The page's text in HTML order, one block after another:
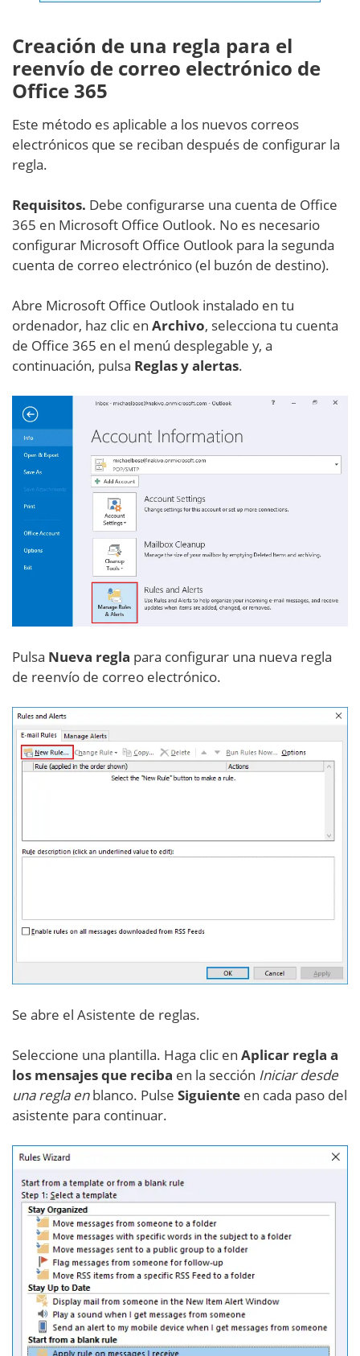
Creación de una regla para el
reenvío de correo electrónico de
Office 365
Este método es aplicable a los nuevos correos
electrónicos que se reciban después de configurar la
regla.
Requisitos. Debe configurarse una cuenta de Office
365 en Microsoft Office Outlook. No es necesario
configurar Microsoft Office Outlook para la segunda
cuenta de correo electrónico (el buzón de destino).
Abre Microsoft Office Outlook instalado en tu
ordenador, haz clic en Archivo, selecciona tu cuenta
de Office 365 en el menú desplegable y, a
continuación, pulsa Reglas y alertas.
Pulsa Nueva regla para configurar una nueva regla
de reenvío de correo electrónico.
Se abre el Asistente de reglas.
Seleccione una plantilla. Haga clic en Aplicar regla a
los mensajes que reciba en la sección Iniciar desde
una regla enblanco. Pulse Siguiente en cada paso del
asistente para continuar.